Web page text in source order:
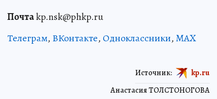
Почтаkp.nsk@phkp.ru
Телеграм, ВКонтакте, Одноклассники,MAX
Анастасия ТОЛСТОНОГОВА
Источник: kp.ru